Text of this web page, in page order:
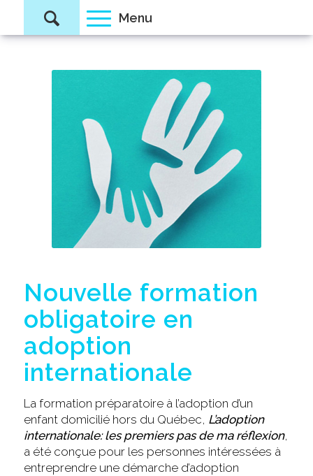
Nouvelle formation
obligatoire en
adoption
internationale
La formation préparatoire à l’adoption d’un
enfant domicilié hors du Québec, L’adoption
internationale: les premiers pas de ma réflexion,
a été conçue pour les personnes intéressées à
entreprendre une démarche d’adoption